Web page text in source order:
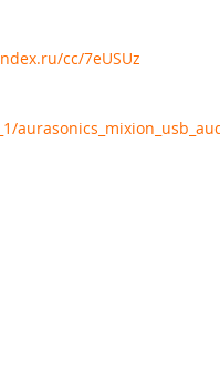
cc/7eUSUz